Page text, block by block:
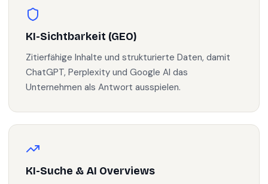
KI-Sichtbarkeit (GEO)
Zitierfähige Inhalte und strukturierte Daten, damit
ChatGPT, Perplexity und Google AI das
Unternehmen als Antwort ausspielen.
KI-Suche & AI Overviews